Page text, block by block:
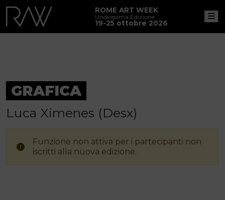
ROME ART WEEK
Undicesima Edizione
19-25 ottobre 2026
GRAFICA
Luca Ximenes (Desx)
Funzione non attiva per i partecipanti non
iscritti alla nuova edizione.